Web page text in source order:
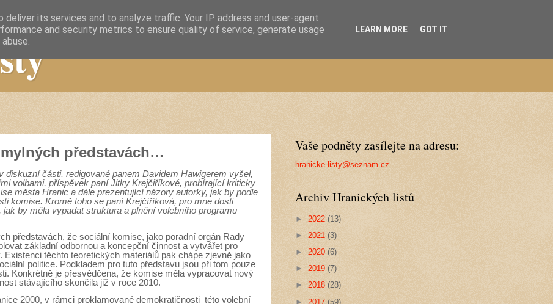
představách…
diskuzní části, redigované panem Davidem Hawigerem vyšel,
volbami, příspěvek paní Jitky Krejčiříkové, probírající kriticky
města Hranic a dále prezentující názory autorky, jak by podle
komise. Kromě toho se paní Krejčíříková, pro mne dosti
by měla vypadat struktura a plnění volebního programu
představách, že sociální komise, jako poradní orgán Rady
základní odbornou a koncepční činnost a vytvářet pro
těchto teoretických materiálů pak chápe zjevně jako
politice. Podkladem pro tuto představu jsou při tom pouze
Konkrétně je přesvědčena, že komise měla vypracovat nový
stávajícího skončila již v roce 2010.
2000, v rámci proklamované demokratičnosti této volební
Vaše podněty zasílejte na adresu:
hranicke-listy@seznam.cz
Archiv Hranických listů
► 2022 (13)
► 2021 (3)
► 2020 (6)
► 2019 (7)
► 2018 (28)
► 2017 (59)
its services and to analyze traffic. Your IP address and user-agent
and security metrics to ensure quality of service, generate usage
LEARN MORE GOT IT